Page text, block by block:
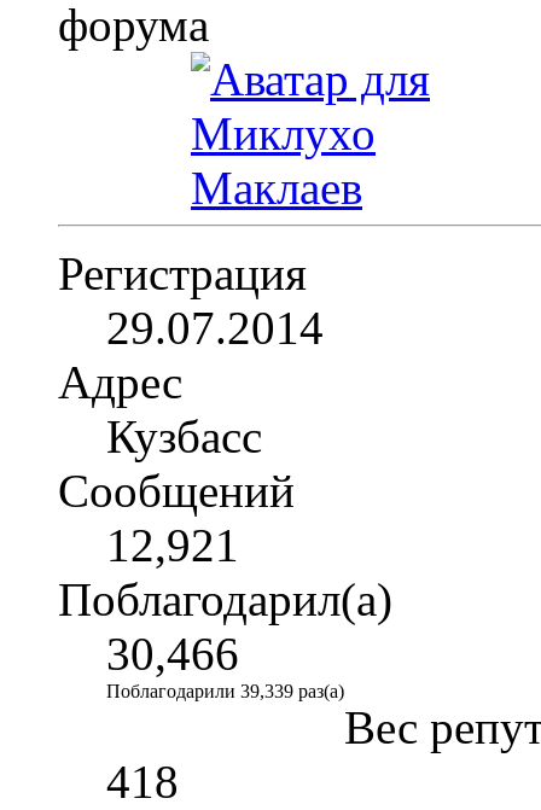
Регистрация
29.07.2014
Адрес
Кузбасс
Сообщений
12,921
Поблагодарил(а)
30,466
Поблагодарили 39,339 раз(а)
Вес
418